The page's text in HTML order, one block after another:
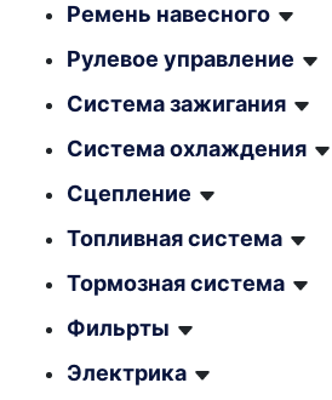
Ремень навесного
Рулевое управление
Система зажигания
Система охлаждения
Сцепление
Топливная система
Тормозная система
Фильрты
Электрика